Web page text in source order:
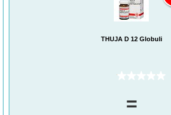
THUJA D 12 Globuli
(0)
=